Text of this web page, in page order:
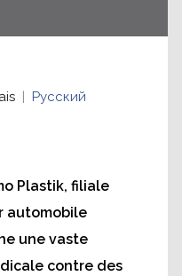
Русский
Plastik, filiale
automobile
une vaste
contre des